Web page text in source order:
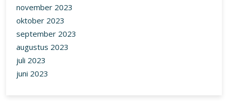
november 2023
oktober 2023
september 2023
augustus 2023
juli 2023
juni 2023